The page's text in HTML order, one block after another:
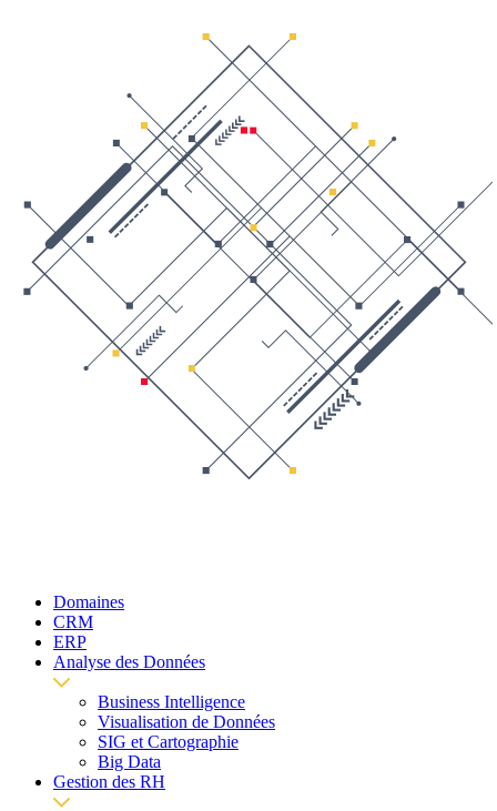
Domaines
CRM
ERP
Analyse des Données
Business Intelligence
Visualisation de Données
SIG et Cartographie
Big Data
Gestion des RH